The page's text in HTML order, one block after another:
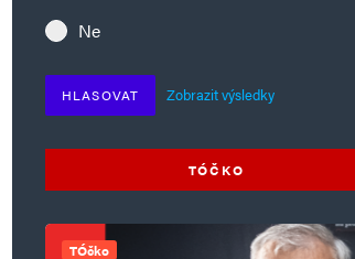
Ne
HLASOVAT Zobrazit výsledky
TÓČKO
TÓčko